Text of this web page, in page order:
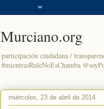
Murciano.org
participación ciudadana /
#mientrasRuleNoEsChamba
miércoles, 23 de abril de 2014